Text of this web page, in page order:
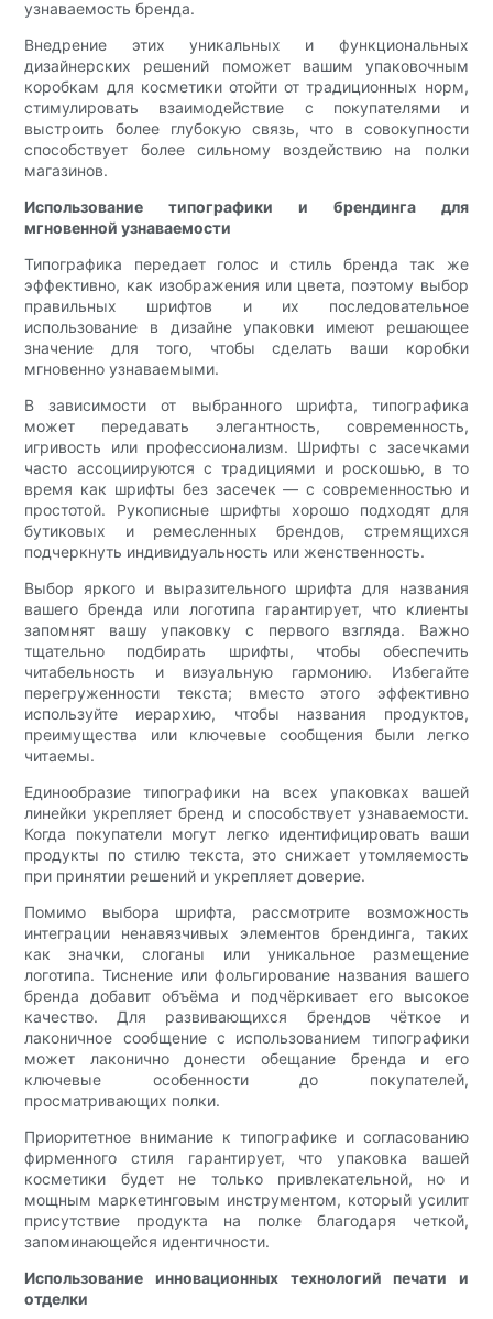
узнаваемость бренда.
Внедрение этих уникальных и функциональных
дизайнерских решений поможет вашим упаковочным
коробкам для косметики отойти от традиционных норм,
стимулировать взаимодействие с покупателями и
выстроить более глубокую связь, что в совокупности
способствует более сильному воздействию на полки
магазинов.
Использование типографики и брендинга для
мгновенной узнаваемости
Типографика передает голос и стиль бренда так же
эффективно, как изображения или цвета, поэтому выбор
правильных шрифтов и их последовательное
использование в дизайне упаковки имеют решающее
значение для того, чтобы сделать ваши коробки
мгновенно узнаваемыми.
В зависимости от выбранного шрифта, типографика
может передавать элегантность, современность,
игривость или профессионализм. Шрифты с засечками
часто ассоциируются с традициями и роскошью, в то
время как шрифты без засечек — с современностью и
простотой. Рукописные шрифты хорошо подходят для
бутиковых и ремесленных брендов, стремящихся
подчеркнуть индивидуальность или женственность.
Выбор яркого и выразительного шрифта для названия
вашего бренда или логотипа гарантирует, что клиенты
запомнят вашу упаковку с первого взгляда. Важно
тщательно подбирать шрифты, чтобы обеспечить
читабельность и визуальную гармонию. Избегайте
перегруженности текста; вместо этого эффективно
используйте иерархию, чтобы названия продуктов,
преимущества или ключевые сообщения были легко
читаемы.
Единообразие типографики на всех упаковках вашей
линейки укрепляет бренд и способствует узнаваемости.
Когда покупатели могут легко идентифицировать ваши
продукты по стилю текста, это снижает утомляемость
при принятии решений и укрепляет доверие.
Помимо выбора шрифта, рассмотрите возможность
интеграции ненавязчивых элементов брендинга, таких
как значки, слоганы или уникальное размещение
логотипа. Тиснение или фольгирование названия вашего
бренда добавит объёма и подчёркивает его высокое
качество. Для развивающихся брендов чёткое и
лаконичное сообщение с использованием типографики
может лаконично донести обещание бренда и его
ключевые особенности до покупателей,
просматривающих полки.
Приоритетное внимание к типографике и согласованию
фирменного стиля гарантирует, что упаковка вашей
косметики будет не только привлекательной, но и
мощным маркетинговым инструментом, который усилит
присутствие продукта на полке благодаря четкой,
запоминающейся идентичности.
Использование инновационных технологий печати и
отделки